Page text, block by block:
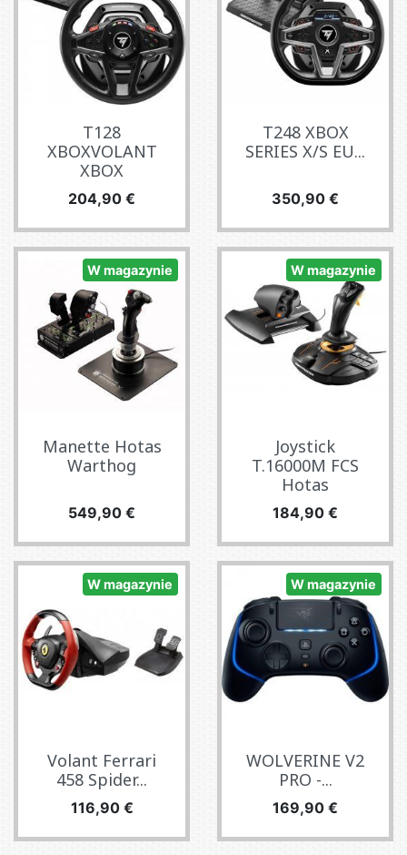
T128
XBOXVOLANT
XBOX
Cena
204,90 €
T248 XBOX
SERIES X/S EU...
Cena
350,90 €
W magazynie
Manette Hotas
Warthog
Cena
549,90 €
W magazynie
Joystick
T.16000M FCS
Hotas
Cena
184,90 €
W magazynie
Volant Ferrari
458 Spider...
Cena
116,90 €
W magazynie
WOLVERINE V2
PRO -...
Cena
169,90 €